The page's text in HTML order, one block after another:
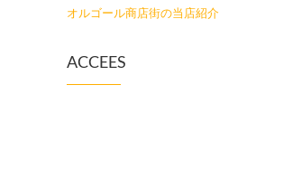
オルゴール商店街の当店紹介
ACCEES